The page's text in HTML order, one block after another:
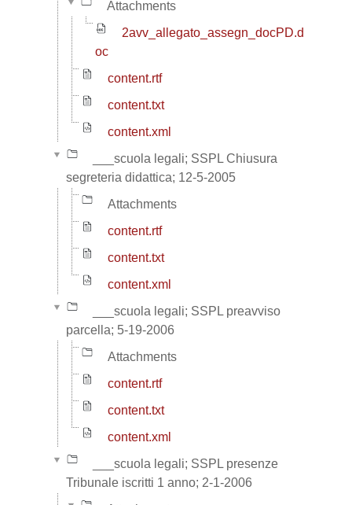
Attachments
2avv_allegato_assegn_docPD.d
oc
content.rtf
content.txt
content.xml
___scuola legali; SSPL Chiusura
segreteria didattica; 12-5-2005
Attachments
content.rtf
content.txt
content.xml
___scuola legali; SSPL preavviso
parcella; 5-19-2006
Attachments
content.rtf
content.txt
content.xml
___scuola legali; SSPL presenze
Tribunale iscritti 1 anno; 2-1-2006